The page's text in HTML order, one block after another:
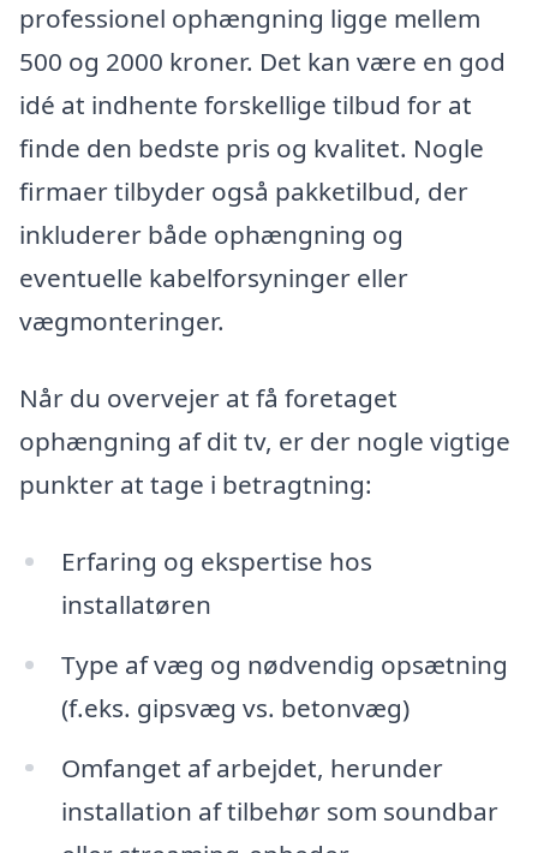
professionel ophængning ligge mellem
500 og 2000 kroner. Det kan være en god
idé at indhente forskellige tilbud for at
finde den bedste pris og kvalitet. Nogle
firmaer tilbyder også pakketilbud, der
inkluderer både ophængning og
eventuelle kabelforsyninger eller
vægmonteringer.
Når du overvejer at få foretaget
ophængning af dit tv, er der nogle vigtige
punkter at tage i betragtning:
Erfaring og ekspertise hos
installatøren
Type af væg og nødvendig opsætning
(f.eks. gipsvæg vs. betonvæg)
Omfanget af arbejdet, herunder
installation af tilbehør som soundbar